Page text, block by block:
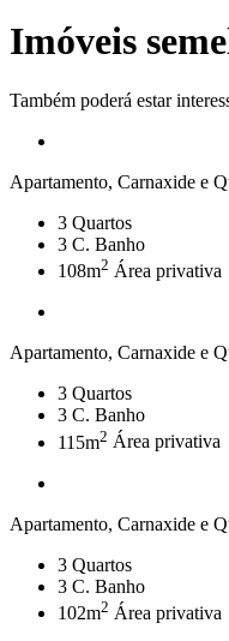
Imóveis
Também poderá estar
Apartamento, Carnaxide e
3 Quartos
3 C. Banho
108m2 Área privativa
Apartamento, Carnaxide e
3 Quartos
3 C. Banho
115m2 Área privativa
Apartamento, Carnaxide e
3 Quartos
3 C. Banho
102m2 Área privativa